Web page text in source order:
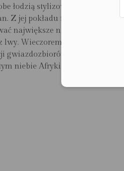
łodzią stylizowaną na
Z jej pokładu można
największe na świecie stada
lwy. Wieczorem możliwość
gwiazdozbiorów na
niebie Afryki.